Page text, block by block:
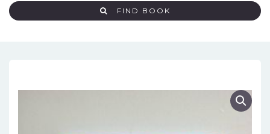
FIND BOOK